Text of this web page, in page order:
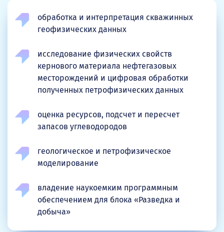
обработка и интерпретация скважинных
геофизических данных
исследование физических свойств
кернового материала нефтегазовых
месторождений и цифровая обработки
полученных петрофизических данных
оценка ресурсов, подсчет и пересчет
запасов углеводородов
геологическое и петрофизическое
моделирование
владение наукоемким программным
обеспечением для блока «Разведка и
добыча»